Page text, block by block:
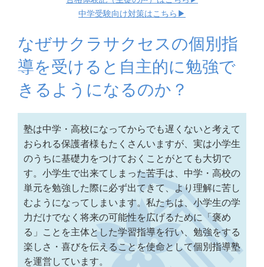
中学受験向け対策はこちら▶
なぜサクラサクセスの個別指
導を受けると自主的に勉強で
きるようになるのか？
塾は中学・高校になってからでも遅くないと考えて
おられる保護者様もたくさんいますが、実は小学生
のうちに基礎力をつけておくことがとても大切で
す。小学生で出来てしまった苦手は、中学・高校の
単元を勉強した際に必ず出てきて、より理解に苦し
むようになってしまいます。私たちは、小学生の学
力だけでなく将来の可能性を広げるために「褒め
る」ことを主体とした学習指導を行い、勉強をする
楽しさ・喜びを伝えることを使命として個別指導塾
を運営しています。